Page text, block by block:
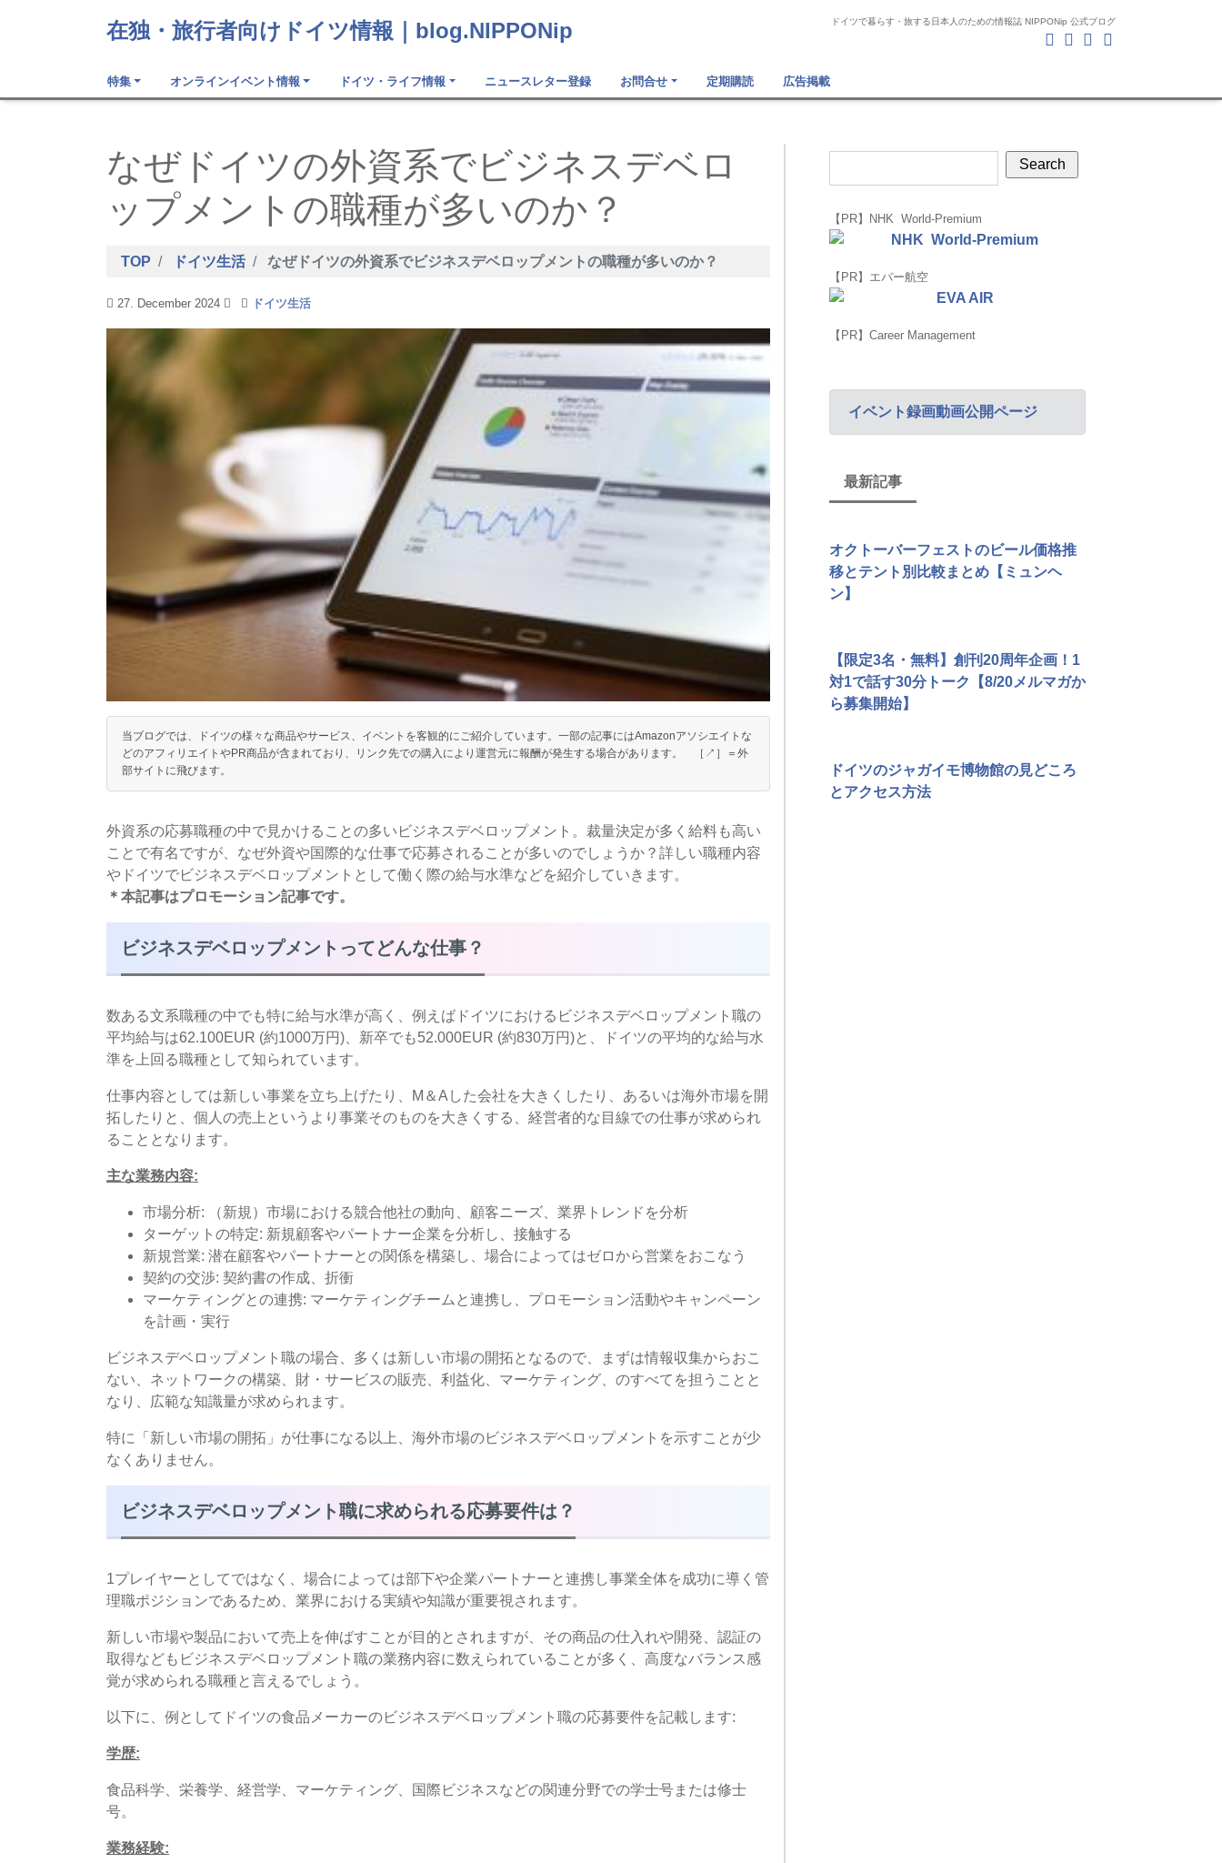
在独・旅行者向けドイツ情報｜blog.NIPPONip ドイツで暮らす・旅する日本人のための情報誌 NIPPONip 公式ブログ
特集 オンラインイベント情報 ドイツ・ライフ情報 ニュースレター登録 お問合せ 定期購読 広告掲載
なぜドイツの外資系でビジネスデベロ
ップメントの職種が多いのか？
TOP ドイツ生活 なぜドイツの外資系でビジネスデベロップメントの職種が多いのか？
27. December 2024 ドイツ生活
当ブログでは、ドイツの様々な商品やサービス、イベントを客観的にご紹介しています。一部の記事にはAmazonアソシエイトな
どのアフィリエイトやPR商品が含まれており、リンク先での購入により運営元に報酬が発生する場合があります。 ［↗︎］＝外
部サイトに飛びます。
外資系の応募職種の中で見かけることの多いビジネスデベロップメント。裁量決定が多く給料も高い
ことで有名ですが、なぜ外資や国際的な仕事で応募されることが多いのでしょうか？詳しい職種内容
やドイツでビジネスデベロップメントとして働く際の給与水準などを紹介していきます。
＊本記事はプロモーション記事です。
ビジネスデベロップメントってどんな仕事？
数ある文系職種の中でも特に給与水準が高く、例えばドイツにおけるビジネスデベロップメント職の
平均給与は62.100EUR (約1000万円)、新卒でも52.000EUR (約830万円)と、ドイツの平均的な給与水
準を上回る職種として知られています。
仕事内容としては新しい事業を立ち上げたり、M＆Aした会社を大きくしたり、あるいは海外市場を開
拓したりと、個人の売上というより事業そのものを大きくする、経営者的な目線での仕事が求められ
ることとなります。
主な業務内容:
市場分析: （新規）市場における競合他社の動向、顧客ニーズ、業界トレンドを分析
ターゲットの特定: 新規顧客やパートナー企業を分析し、接触する
新規営業: 潜在顧客やパートナーとの関係を構築し、場合によってはゼロから営業をおこなう
契約の交渉: 契約書の作成、折衝
マーケティングとの連携: マーケティングチームと連携し、プロモーション活動やキャンペーン
を計画・実行
ビジネスデベロップメント職の場合、多くは新しい市場の開拓となるので、まずは情報収集からおこ
ない、ネットワークの構築、財・サービスの販売、利益化、マーケティング、のすべてを担うことと
なり、広範な知識量が求められます。
特に「新しい市場の開拓」が仕事になる以上、海外市場のビジネスデベロップメントを示すことが少
なくありません。
ビジネスデベロップメント職に求められる応募要件は？
1プレイヤーとしてではなく、場合によっては部下や企業パートナーと連携し事業全体を成功に導く管
理職ポジションであるため、業界における実績や知識が重要視されます。
新しい市場や製品において売上を伸ばすことが目的とされますが、その商品の仕入れや開発、認証の
取得などもビジネスデベロップメント職の業務内容に数えられていることが多く、高度なバランス感
覚が求められる職種と言えるでしょう。
以下に、例としてドイツの食品メーカーのビジネスデベロップメント職の応募要件を記載します:
学歴:
食品科学、栄養学、経営学、マーケティング、国際ビジネスなどの関連分野での学士号または修士
号。
業務経験:
【PR】NHK World-Premium
【PR】エバー航空
【PR】Career Management
イベント録画動画公開ページ
最新記事
オクトーバーフェストのビール価格推
移とテント別比較まとめ【ミュンヘ
ン】
【限定3名・無料】創刊20周年企画！1
対1で話す30分トーク【8/20メルマガか
ら募集開始】
ドイツのジャガイモ博物館の見どころ
とアクセス方法